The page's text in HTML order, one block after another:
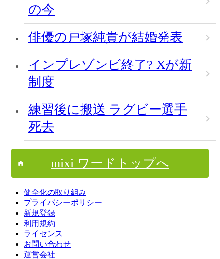
の今
俳優の戸塚純貴が結婚発表
インプレゾンビ終了? Xが新
制度
練習後に搬送 ラグビー選手
死去
mixi ワードトップへ
健全化の取り組み
プライバシーポリシー
新規登録
利用規約
ライセンス
お問い合わせ
運営会社